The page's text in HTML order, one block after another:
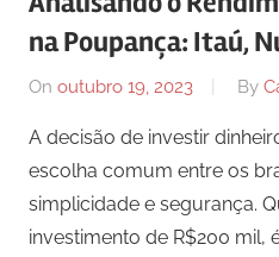
na Poupança: Itaú,
On outubro 19, 2023 By
A decisão de investir
escolha comum entre os
simplicidade e segurança.
investimento de R$200 mil,